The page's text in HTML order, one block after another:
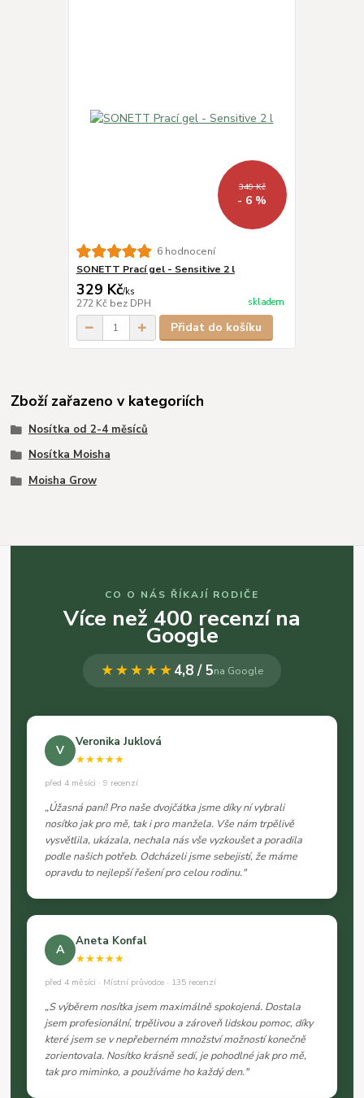
349 Kč
- 6 %
6 hodnocení
SONETT Prací gel - Sensitive 2 l
329 Kč/ks
272 Kč bez DPH skladem
Přidat do košíku
Zboží zařazeno v kategoriích
Nosítka od 2-4 měsíců
Nosítka Moisha
Moisha Grow
CO O NÁS ŘÍKAJÍ RODIČE
Více než 400 recenzí na
Google
★★★★★4,8 / 5na Google
V
Veronika Juklová
★★★★★
před 4 měsíci · 9 recenzí
„Úžasná paní! Pro naše dvojčátka jsme díky ní vybrali
nosítko jak pro mě, tak i pro manžela. Vše nám trpělivě
vysvětlila, ukázala, nechala nás vše vyzkoušet a poradila
podle našich potřeb. Odcházeli jsme sebejistí, že máme
opravdu to nejlepší řešení pro celou rodinu."
A
Aneta Konfal
★★★★★
před 4 měsíci · Místní průvodce · 135 recenzí
„S výběrem nosítka jsem maximálně spokojená. Dostala
jsem profesionální, trpělivou a zároveň lidskou pomoc, díky
které jsem se v nepřeberném množství možností konečně
zorientovala. Nosítko krásně sedí, je pohodlné jak pro mě,
tak pro miminko, a používáme ho každý den."